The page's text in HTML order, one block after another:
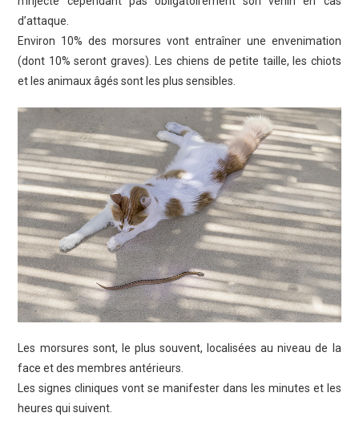
d’attaque.
Environ 10% des morsures vont entraîner une envenimation
(dont 10% seront graves). Les chiens de petite taille, les chiots
et les animaux âgés sont les plus sensibles.
Les morsures sont, le plus souvent, localisées au niveau de la
face et des membres antérieurs.
Les signes cliniques vont se manifester dans les minutes et les
heures qui suivent.